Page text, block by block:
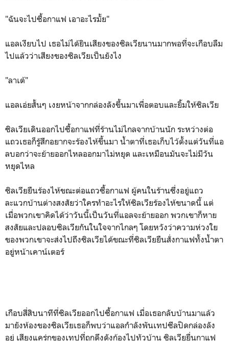
"ฉันจะไปซื้อกาแฟ เอาอะไรมั้ย"
แอลเงียบไป เธอไม่ได้ยินเสียงของซิลเวียนานมากพอที่จะเกือบลืม
ไปแล้วว่าเสียงของซิลเวียเป็นยังไง
"ลาเต้"
แอลเอ่ยสั้นๆ เงยหน้าจากกล่องลังขึ้นมาเพื่อตอบและยิ้มให้ซิลเวีย
ซิลเวียเดินออกไปซื้อกาแฟที่ร้านไม่ไกลจากบ้านนัก ระหว่างต่อ
แถวเธอก็รู้สึกอยากจะร้องไห้ขึ้นมา น้ำตาที่เธอเก็บไว้ตั้งแต่วันที่แอ
ลบอกว่าจะย้ายออกไหลออกมาไม่หยุด และเหมือนมันจะไม่มีวัน
หยุดไหล
ซิลเวียยืนร้องไห้ขณะต่อแถวซื้อกาแฟ ผู้คนในร้านซึ่งอยู่แถว
ละแวกบ้านต่างสงสัยว่าใครทำอะไรให้ซิลเวียร้องไห้ขนาดนี้ แต่
เมื่อพวกเขาคิดได้ว่าวันนี้เป็นวันที่แอลจะย้ายออก พวกเขาก็หาย
สงสัยและปลอบซิลเวียกันในใจจากไกลๆ โดยหวังว่าความห่วงใย
ของพวกเขาจะส่งไปถึงซิลเวียได้ขณะที่ซิลเวียยืนสั่งกาแฟทั้งน้ำตา
อยู่หน้าเคาน์เตอร์
เกือบสี่สิบนาทีที่ซิลเวียออกไปซื้อกาแฟ เมื่อเธอกลับบ้านมาแล้ว
มายังห้องของซิลเวียเธอก็พบว่าแอลกำลังพันเทปซีลปิดกล่องลัง
อยู่ เสียงแคร่กของเทปที่ถูกดึงดังก้องไปทัวบ้าน ซิลเวียยื่นกาแฟ